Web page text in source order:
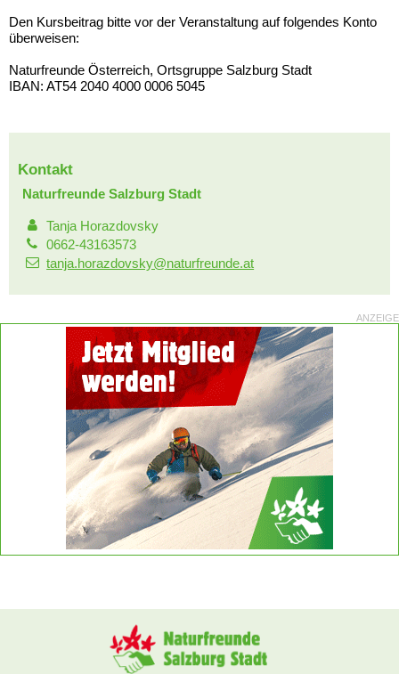
Den Kursbeitrag bitte vor der Veranstaltung auf folgendes Konto
überweisen:
Naturfreunde Österreich, Ortsgruppe Salzburg Stadt
IBAN: AT54 2040 4000 0006 5045
Kontakt
Naturfreunde Salzburg Stadt
Tanja Horazdovsky
0662-43163573
tanja.horazdovsky@naturfreunde.at
ANZEIGE